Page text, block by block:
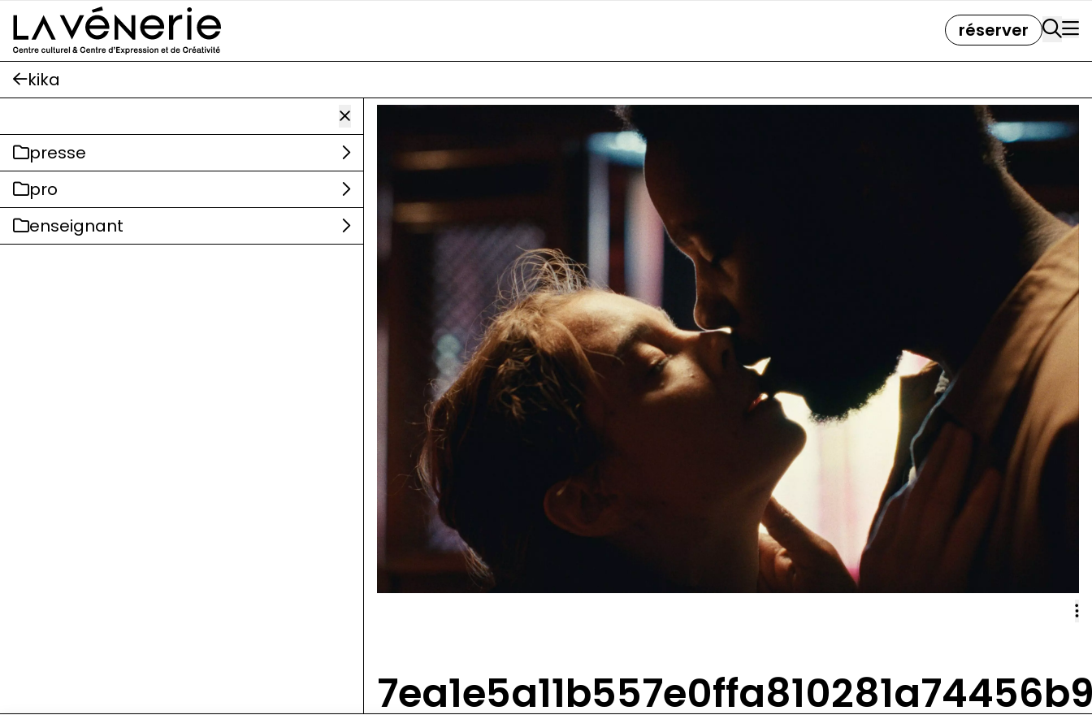
Aller au contenu principal
réserver
kika
presse
pro
enseignant